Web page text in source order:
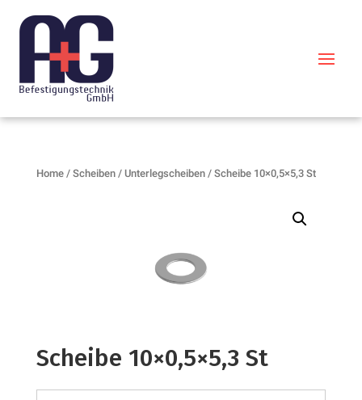
Home/ Scheiben/ Unterlegscheiben/ Scheibe 10×0,5×5,3 St
Scheibe 10×0,5×5,3 St